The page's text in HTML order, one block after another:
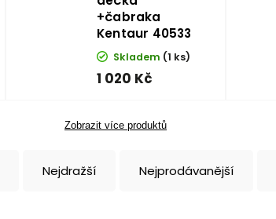
+čabraka
Kentaur 40533
Skladem (1 ks)
1 020 Kč
Zobrazit více produktů
Nejdražší Nejprodávanější